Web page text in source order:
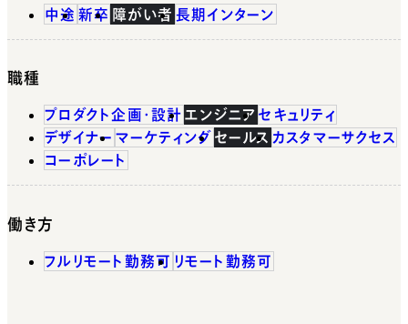
中途 新卒 障がい者 長期インターン
職種
プロダクト企画・設計 エンジニア セキュリティ
デザイナー マーケティング セールス カスタマーサクセス
コーポレート
働き方
フルリモート勤務可 リモート勤務可